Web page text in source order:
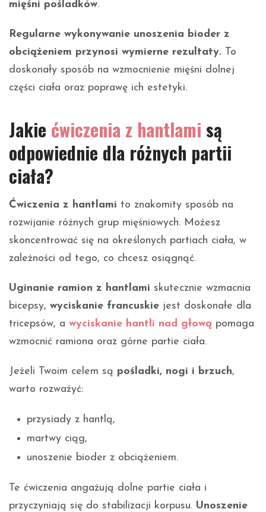
mięśni pośladków.
Regularne wykonywanie unoszenia bioder z
obciążeniem przynosi wymierne rezultaty. To
doskonały sposób na wzmocnienie mięśni dolnej
części ciała oraz poprawę ich estetyki.
Jakie ćwiczenia z hantlami są
odpowiednie dla różnych partii
ciała?
Ćwiczenia z hantlami to znakomity sposób na
rozwijanie różnych grup mięśniowych. Możesz
skoncentrować się na określonych partiach ciała, w
zależności od tego, co chcesz osiągnąć.
Uginanie ramion z hantlami skutecznie wzmacnia
bicepsy, wyciskanie francuskie jest doskonałe dla
tricepsów, a wyciskanie hantli nad głową pomaga
wzmocnić ramiona oraz górne partie ciała.
Jeżeli Twoim celem są pośladki, nogi i brzuch,
warto rozważyć:
przysiady z hantlą,
martwy ciąg,
unoszenie bioder z obciążeniem.
Te ćwiczenia angażują dolne partie ciała i
przyczyniają się do stabilizacji korpusu. Unoszenie